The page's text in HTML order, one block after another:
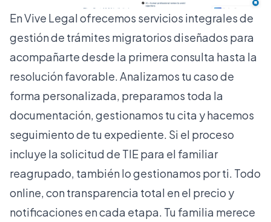
En Vive Legal ofrecemos servicios integrales de
gestión de trámites migratoriosdiseñados para
acompañarte desde la primera consulta hasta la
resolución favorable. Analizamos tu caso de
forma personalizada, preparamos toda la
documentación, gestionamos tu cita y hacemos
seguimiento de tu expediente. Si el proceso
incluye la solicitud de TIEpara el familiar
reagrupado, también lo gestionamos por ti. Todo
online, con transparencia total en el precio y
notificaciones en cada etapa. Tu familia merece